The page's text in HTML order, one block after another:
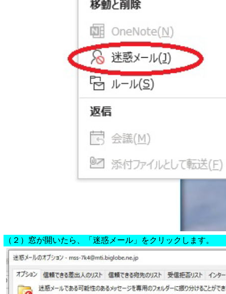
（２）窓が開いたら、「迷惑メール」をクリックします。